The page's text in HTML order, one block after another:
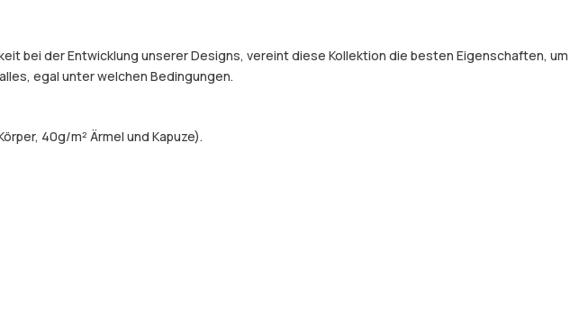
bei der Entwicklung unserer Designs, vereint diese Kollektion die besten Eigenschaften, um
egal unter welchen Bedingungen.
40g/m² Ärmel und Kapuze).